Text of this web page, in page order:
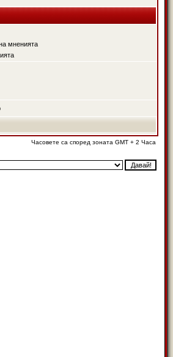
мненията
Часовете са според зоната GMT + 2 Часа